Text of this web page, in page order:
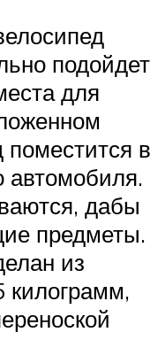
подойдет
для
поместится в
автомобиля.
дабы
предметы.
из